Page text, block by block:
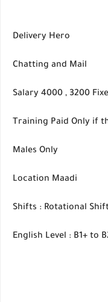
Delivery Hero
Chatting and Mail
Salary 4000 , 3200
Training Paid Only if
Males Only
Location Maadi
Shifts : Rotational
English Level : B1+ to